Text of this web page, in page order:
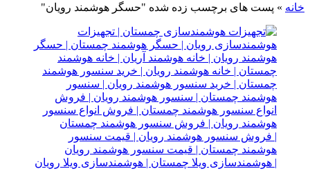
خانه » پست های برچسب زده شده "حسگر هوشمند رویان"